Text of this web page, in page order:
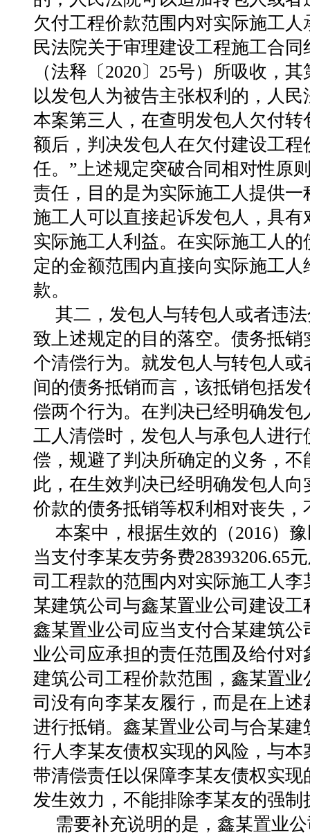
欠付工程价款范围内对实际施工
民法院关于审理建设工程施工合
（法释〔2020〕25号）所吸收，
以发包人为被告主张权利的，人
本案第三人，在查明发包人欠付
额后，判决发包人在欠付建设工
任。”上述规定突破合同相对性原
责任，目的是为实际施工人提供
施工人可以直接起诉发包人，具
实际施工人利益。在实际施工人
定的金额范围内直接向实际施工
款。
其二，发包人与转包人或者违
致上述规定的目的落空。债务抵
个清偿行为。就发包人与转包人
间的债务抵销而言，该抵销包括
偿两个行为。在判决已经明确发
工人清偿时，发包人与承包人进
偿，规避了判决所确定的义务，
此，在生效判决已经明确发包人
价款的债务抵销等权利相对丧失
本案中，根据生效的（2016）
当支付李某友劳务费28393206.65
司工程款的范围内对实际施工人
某建筑公司与鑫某置业公司建设
鑫某置业公司应当支付合某建筑公
业公司应承担的责任范围及给付
建筑公司工程价款范围，鑫某置
司没有向李某友履行，而是在上
进行抵销。鑫某置业公司与合某
行人李某友债权实现的风险，与
带清偿责任以保障李某友债权实
发生效力，不能排除李某友的强制
需要补充说明的是，鑫某置业